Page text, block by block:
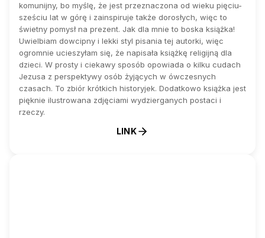
komunijny, bo myślę, że jest przeznaczona od wieku pięciu-
sześciu lat w górę i zainspiruje także dorosłych, więc to
świetny pomysł na prezent. Jak dla mnie to boska książka!
Uwielbiam dowcipny i lekki styl pisania tej autorki, więc
ogromnie ucieszyłam się, że napisała książkę religijną dla
dzieci. W prosty i ciekawy sposób opowiada o kilku cudach
Jezusa z perspektywy osób żyjących w ówczesnych
czasach. To zbiór krótkich historyjek. Dodatkowo książka jest
pięknie ilustrowana zdjęciami wydzierganych postaci i
rzeczy.
LINK